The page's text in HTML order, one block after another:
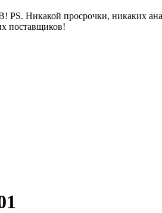
PS. Никакой просрочки, никаких
поставщиков!